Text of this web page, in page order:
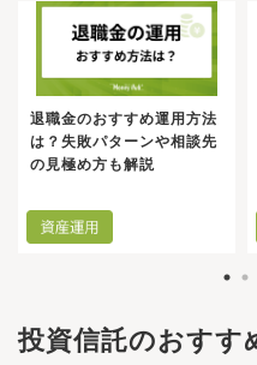
ません。生活に支障のない範囲
うにしましょう。年間投資上
べて大幅に増加したからとい
投資することはおすすめできま
れば、つみたて投資枠と成長投
しょう。成長投資枠ではつみた
入できない銘柄を購入できるた
資枠と成長投資枠を併用するこ
はつみたて投資枠よりもリスク
いです。そのため、投資初心者
経験があり、幅広い銘柄に投資
う。NISAを始める際の注意点は
す。それぞれの注意点を解説し
が選択しづらい環境であったと
う。年間投資額が360万円、非
1800万円と大きくなり、売却
枠が復活するために、商品を吟
くなれば損失が出る可能性は高
す。また、本来であれば損切り
非課税保有期間の制限もないた
や非課税保有限度額が大きく増
ットですが、短期間で利益を得
げられます。回転売買とは、金
ている商品を売却しても非課税
いため、売却の判断は慎重にな
のセカンドライフを左右する大
かす際、自分一人きりで判断
リスクと難しさがあるためで
トやSNS上には、手軽にアクセ
しかし、ネット上で目につきや
報だけを頼りにしてしまうと、
「特定の商品や特定の国」だけ
ど評判が良い資産であっても、
ォリオ（資産配分）の状態で市
受けてしまいます。自分一人で
です。資産運用を中長期にわた
めに重要となるのが、「どの程
受け取ることができる上、被保
とがあった際には保険金受取
取れるものもあります。これ
形成の方法として使われること
を積み立て、一定の年齢になっ
とに年金などでお金を受け取れ
的年金の上乗せを保障し、任意
人年金保険についてさらに詳し
は、こちらの記事を参考にして
パターンがあり、外貨の種類に
ル、ユーロなどが挙げられます
ていると思います。（つみたて
れた商品を成長投資枠で買い
です）。資産運用は「長期・
が大事と言われています。この
枠）なのです。攻めの運用をし
資枠を、手堅い運用をしたい人
枠を選択する、といったイメー
い。先に2つのNISA制度（投資
のような考え方で投資枠を使い
それでもやっぱり迷ってしまう
窓口を利用してみてください。
退職金のおすすめ運用方法
は？失敗パターンや相談先
の見極め方も解説
投資信託のおすす